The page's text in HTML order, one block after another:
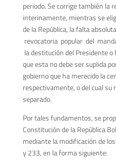
periodo. Se corrige también la
interinamente, mientras se
de la República, la falta
revocatoria popular del
la destitución del Presidente o
que esta no debe ser suplida
gobierno que ha merecido la
respectivamente, o del cual
separado.
Por tales fundamentos, se
Constitución de la República
mediante la modificación de
y 233, en la forma siguiente: